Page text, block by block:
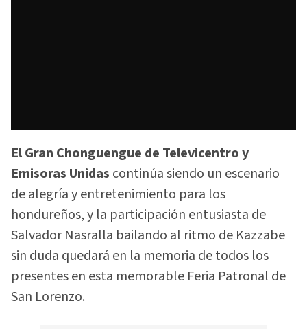
El Gran Chonguengue de Televicentro y
Emisoras Unidas continúa siendo un escenario
de alegría y entretenimiento para los
hondureños, y la participación entusiasta de
Salvador Nasralla bailando al ritmo de Kazzabe
sin duda quedará en la memoria de todos los
presentes en esta memorable Feria Patronal de
San Lorenzo.